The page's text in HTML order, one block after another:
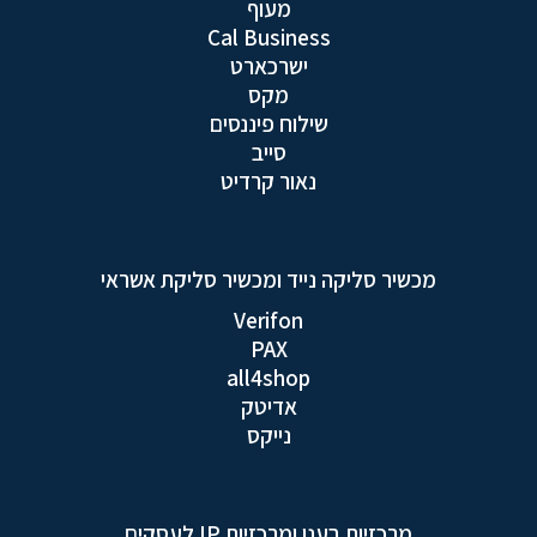
מעוף
Cal Business
ישרכארט
מקס
שילוח פיננסים
סייב
נאור קרדיט
מכשיר סליקה נייד ומכשיר סליקת אשראי
Verifon
PAX
all4shop
אדיטק
נייקס